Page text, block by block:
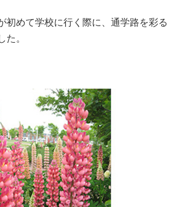
初めて学校に行く際に、通学路を彩る
た。